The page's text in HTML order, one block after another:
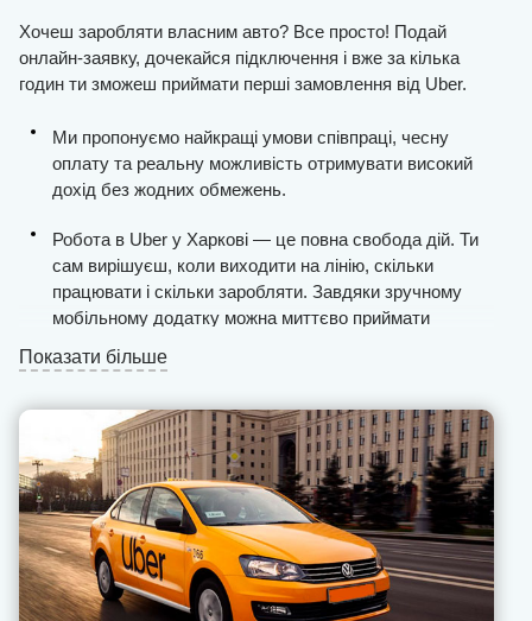
Хочеш заробляти власним авто? Все просто! Подай
онлайн-заявку, дочекайся підключення і вже за кілька
годин ти зможеш приймати перші замовлення від Uber.
Ми пропонуємо найкращі умови співпраці, чесну
оплату та реальну можливість отримувати високий
дохід без жодних обмежень.
Робота в Uber у Харкові — це повна свобода дій. Ти
сам вирішуєш, коли виходити на лінію, скільки
працювати і скільки заробляти. Завдяки зручному
мобільному додатку можна миттєво приймати
урахуванням пробок, стежити за фінансовими
Виплати здійснюються щодня та без затримок,
комісія — фіксована, а бонуси й чайові залишаються
повністю у твоєму розпорядженні. Крім того, діє
програма «Приведи друга», яка дозволяє заробляти
ще більше, навіть коли ти не за кермом.
Наша служба підтримки завжди на зв’язку —
Показати більше